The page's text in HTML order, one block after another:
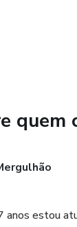
quem
estou